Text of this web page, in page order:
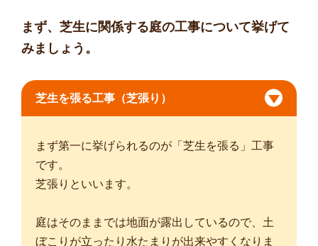
まず、芝生に関係する庭の工事について挙げて
みましょう。
芝生を張る工事（芝張り）
まず第一に挙げられるのが「芝生を張る」工事
です。
芝張りといいます。
庭はそのままでは地面が露出しているので、土
ぼこりが立ったり水たまりが出来やすくなりま